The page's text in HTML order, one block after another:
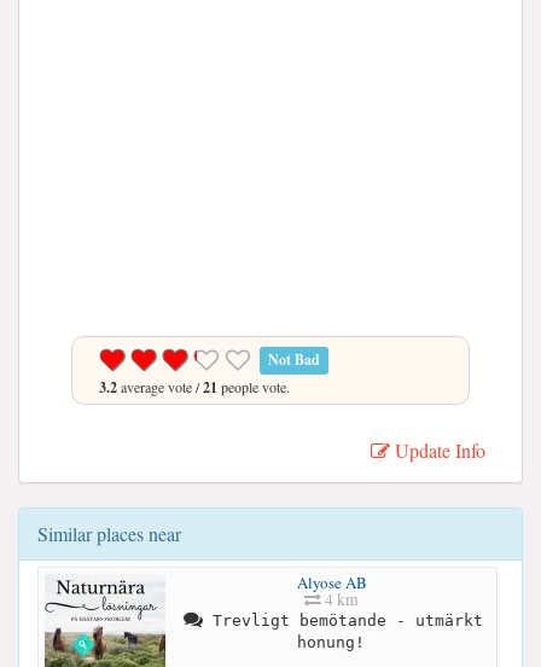
Not Bad
3.2average vote /21 people vote.
Update Info
Similar places near
Alyose AB
4 km
Trevligt bemötande - utmärkt
honung!